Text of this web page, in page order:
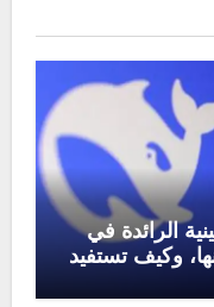
الرائدة في
وكيف تستفيد